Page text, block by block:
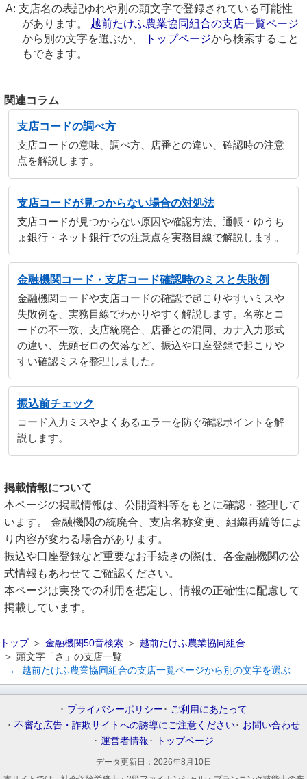
支店名の表記ゆれや別の頭文字で登録されている可能性
があります。 越前たけふ農業協同組合の支店一覧ページ
から別の文字を選ぶか、
トップページから検索すること
もできます。
関連コラム
支店コードの調べ方
支店コードの意味、調べ方、店番との違い、確認時の注意
点を解説します。
支店コードが見つからない場合の対処法
支店コードが見つからない原因や確認方法、通帳・ゆうち
ょ銀行・ネット銀行での注意点を実務目線で解説します。
金融機関コード・支店コード確認時のミスと失敗例
金融機関コードや支店コードの確認で起こりやすいミスや
失敗例を、実務目線でわかりやすく解説します。名称とコ
ードの不一致、支店統廃合、店番との混同、カナ入力形式
の違い、先頭ゼロの欠落など、振込や口座登録で起こりや
すい確認ミスを整理しました。
振込前チェック
コード入力ミスやよくあるエラーを防ぐ確認ポイントを解
説します。
掲載情報について
本ページの掲載情報は、公開資料等をもとに確認・整理して
います。 金融機関の統廃合、支店名称変更、組織再編等によ
り内容が変わる場合があります。
振込や口座登録など重要なお手続きの際は、各金融機関の公
式情報もあわせてご確認ください。
本ページは実務での利用を想定し、情報の正確性に配慮して
掲載しています。
トップ 金融機関50音検索
越前たけふ農業協同組合
頭文字「さ」の支店一覧
← 越前たけふ農業協同組合の支店一覧ページから別の文字を選ぶ
プライバシーポリシー
ご利用にあたって
不審な広告・詐欺サイトへの誘導にご注意ください
お問い合わせ
運営者情報
トップページ
データ更新日： 2026年8月10日